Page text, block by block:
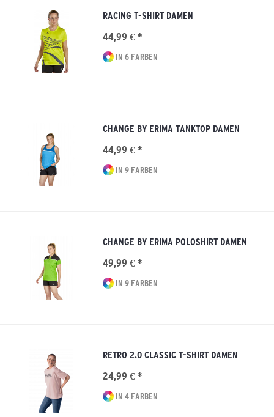
RACING T-SHIRT DAMEN
44,99 € *
IN 6 FARBEN
CHANGE BY ERIMA TANKTOP DAMEN
44,99 € *
IN 9 FARBEN
CHANGE BY ERIMA POLOSHIRT DAMEN
49,99 € *
IN 9 FARBEN
RETRO 2.0 CLASSIC T-SHIRT DAMEN
24,99 € *
IN 4 FARBEN